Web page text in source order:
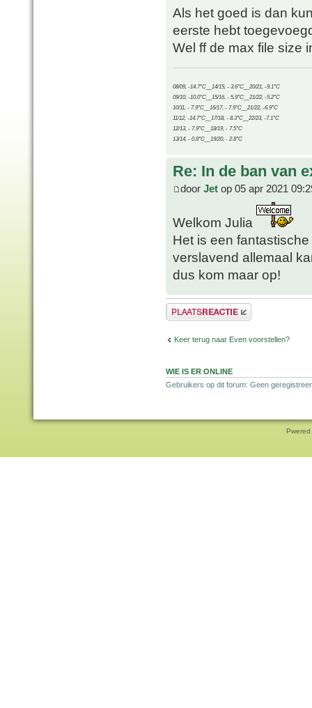
Als het goed is dan
eerste hebt
Wel ff de max file size
08/09, -14.7°C__14/15, - 3.6°C__20/21, -9.1°C
09/10, -10.0°C__15/16, - 5.9°C__21/22, -5.2°C
10/11, - 7.9°C__16/17, - 7.9°C__21/22, -6.9°C
11/12, -14.7°C__17/18, - 8.3°C__22/23, -7.1°C
12/13, - 7.9°C__18/19, - 7.5°C
13/14, - 0.8°C__19/20, - 2.8°C
Re: In de ban van
door Jet op 05 apr 2021
Welkom Julia
Het is een
verslavend allemaal
dus kom maar op!
Plaats een reactie
Keer terug naar Even voorstellen?
WIE IS ER ONLINE
Gebruikers op dit forum: Geen